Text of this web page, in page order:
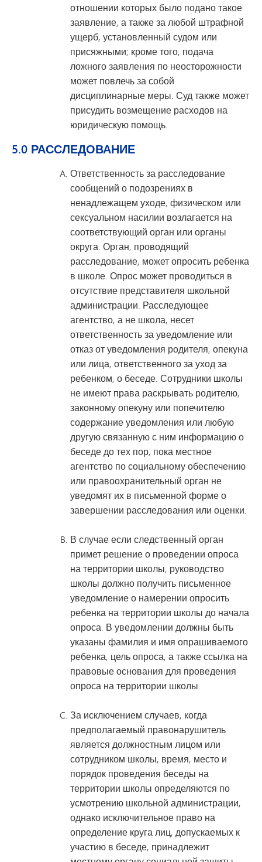
отношении которых было подано такое
заявление, а также за любой штрафной
ущерб, установленный судом или
присяжными; кроме того, подача
ложного заявления по неосторожности
может повлечь за собой
дисциплинарные меры. Суд также может
присудить возмещение расходов на
юридическую помощь.
5.0 РАССЛЕДОВАНИЕ
Ответственность за расследование
сообщений о подозрениях в
ненадлежащем уходе, физическом или
сексуальном насилии возлагается на
соответствующий орган или органы
округа. Орган, проводящий
расследование, может опросить ребенка
в школе. Опрос может проводиться в
отсутствие представителя школьной
администрации. Расследующее
агентство, а не школа, несет
ответственность за уведомление или
отказ от уведомления родителя, опекуна
или лица, ответственного за уход за
ребенком, о беседе. Сотрудники школы
не имеют права раскрывать родителю,
законному опекуну или попечителю
содержание уведомления или любую
другую связанную с ним информацию о
беседе до тех пор, пока местное
агентство по социальному обеспечению
или правоохранительный орган не
уведомят их в письменной форме о
завершении расследования или оценки.
В случае если следственный орган
примет решение о проведении опроса
на территории школы, руководство
школы должно получить письменное
уведомление о намерении опросить
ребенка на территории школы до начала
опроса. В уведомлении должны быть
указаны фамилия и имя опрашиваемого
ребенка, цель опроса, а также ссылка на
правовые основания для проведения
опроса на территории школы.
За исключением случаев, когда
предполагаемый правонарушитель
является должностным лицом или
сотрудником школы, время, место и
порядок проведения беседы на
территории школы определяются по
усмотрению школьной администрации,
однако исключительное право на
определение круга лиц, допускаемых к
участию в беседе, принадлежит